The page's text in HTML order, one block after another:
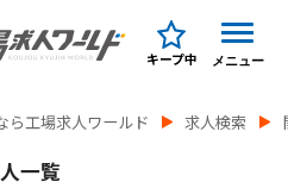
キープ中 メニュー
ら工場求人ワールド 求人検索
一覧